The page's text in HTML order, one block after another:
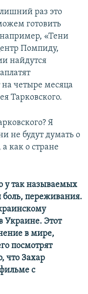
раз это
готовить
«Тени
Помпиду,
найдутся
четыре месяца
Тарковского.
Я
не будут думать о
как о стране
у так называемых
боль, переживания.
Украине. Этот
в мире,
посмотрят
что Захар
с